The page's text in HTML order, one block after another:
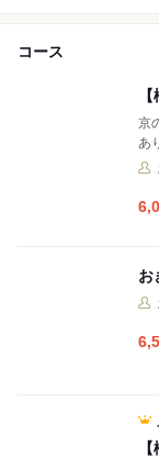
コース
京
あ
す
お